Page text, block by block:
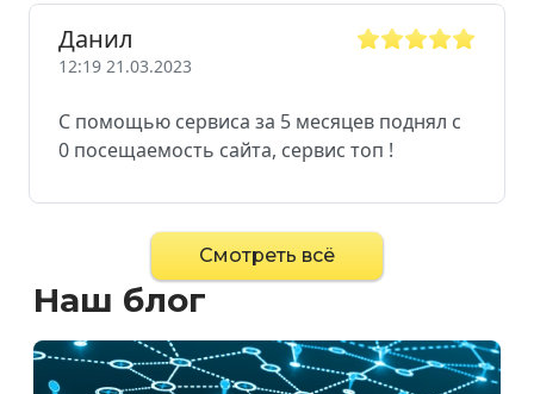
Данил
12:19 21.03.2023
С помощью сервиса за 5 месяцев поднял с
0 посещаемость сайта, сервис топ !
Смотреть всё
Наш блог